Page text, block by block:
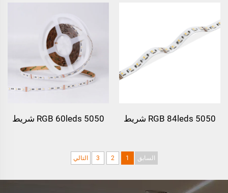
5050 RGB 84leds شريط
5050 RGB 60leds شريط
السابق 2
3 التالي